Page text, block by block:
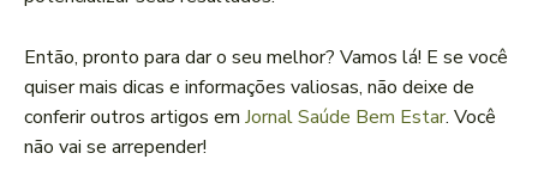
Então, pronto para dar o seu melhor? Vamos lá! E se você
quiser mais dicas e informações valiosas, não deixe de
conferir outros artigos em Jornal Saúde Bem Estar. Você
não vai se arrepender!